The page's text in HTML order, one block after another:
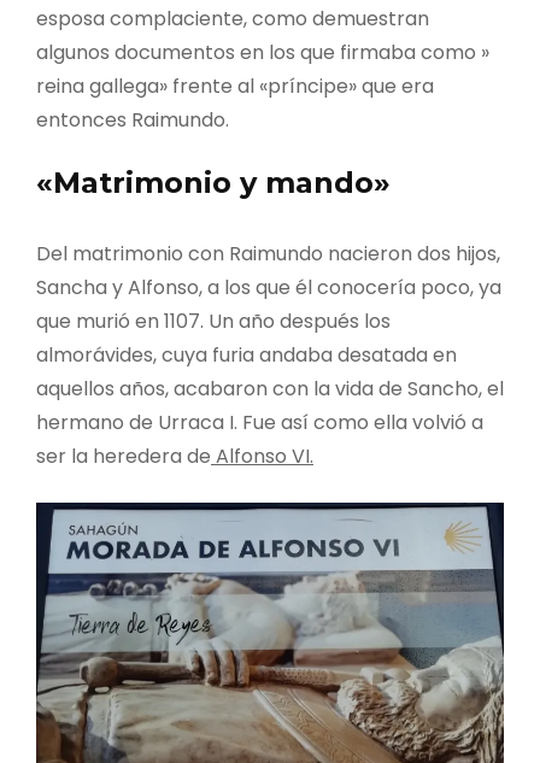
esposa complaciente, como demuestran
algunos documentos en los que firmaba como »
reina gallega» frente al «príncipe» que era
entonces Raimundo.
«Matrimonio y mando»
Del matrimonio con Raimundo nacieron dos hijos,
Sancha y Alfonso, a los que él conocería poco, ya
que murió en 1107. Un año después los
almorávides, cuya furia andaba desatada en
aquellos años, acabaron con la vida de Sancho, el
hermano de Urraca I. Fue así como ella volvió a
ser la heredera de Alfonso VI.